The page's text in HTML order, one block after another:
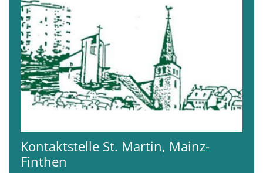
Kontaktstelle St. Martin, Mainz-
Finthen